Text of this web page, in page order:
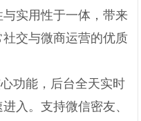
实用性于一体，带来
交与微商运营的优质
功能，后台全天实时
入。支持微信密友、